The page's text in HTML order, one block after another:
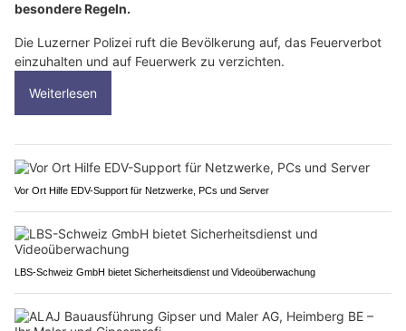
besondere Regeln.
Die Luzerner Polizei ruft die Bevölkerung auf, das Feuerverbot
einzuhalten und auf Feuerwerk zu verzichten.
Weiterlesen
Vor Ort Hilfe EDV-Support für Netzwerke, PCs und Server
LBS-Schweiz GmbH bietet Sicherheitsdienst und Videoüberwachung